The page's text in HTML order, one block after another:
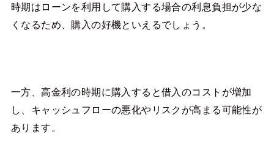
時期はローンを利用して購入する場合の利息負担が少な
くなるため、購入の好機といえるでしょう。
一方、高金利の時期に購入すると借入のコストが増加
し、キャッシュフローの悪化やリスクが高まる可能性が
あります。